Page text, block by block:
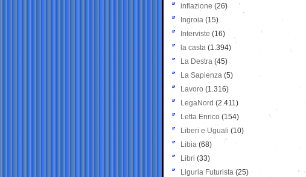
inflazione (26)
Ingroia (15)
Interviste (16)
la casta (1.394)
La Destra (45)
La Sapienza (5)
Lavoro (1.316)
LegaNord (2.411)
Letta Enrico (154)
Liberi e Uguali (10)
Libia (68)
Libri (33)
Liguria Futurista (25)